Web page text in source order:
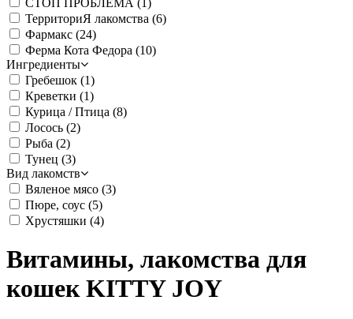
СТОП ПРОБЛЕМА (1)
ТерриториЯ лакомства (6)
Фармакс (24)
Ферма Кота Федора (10)
Ингредиенты
Гребешок (1)
Креветки (1)
Курица / Птица (8)
Лосось (2)
Рыба (2)
Тунец (3)
Вид лакомств
Вяленое мясо (3)
Пюре, соус (5)
Хрустяшки (4)
Витамины, лакомства для
кошек KITTY JOY